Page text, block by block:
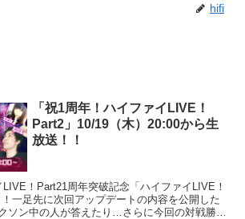
hifi
「祝1周年！ハイファイLIVE！
Part2」10/19（木）20:00から生
放送！！
！Part21周年突破記念「ハイファイLIVE！
一足先に次回アップデートの内容を公開した
ソン中の人が答えたり…さらに今回の対戦勝利